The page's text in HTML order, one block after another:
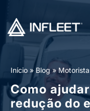
Início »Blog»
Como
redução do